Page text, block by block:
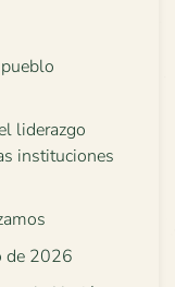
liderazgo
instituciones
de 2026